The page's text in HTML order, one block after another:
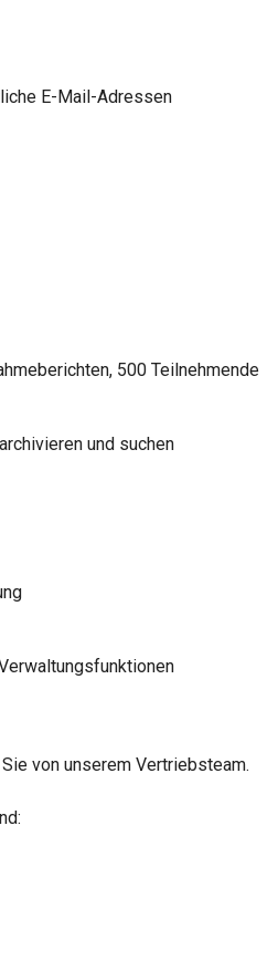
E-Mail-Adressen
500 Teilnehmende
und suchen
von unserem Vertriebsteam.